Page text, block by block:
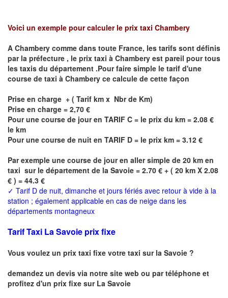
Voici un exemple pour calculer le prix taxi Chambery
A Chambery comme dans toute France, les tarifs sont définis
par la préfecture , le prix taxi à Chambery est pareil pour tous
les taxis du département .Pour faire simple le tarif d'une
course de taxi à Chambery ce calcule de cette façon
Prise en charge + ( Tarif km x Nbr de Km)
Prise en charge = 2,70 €
Pour une course de jour en TARIF C = le prix du km = 2.08 €
le km
Pour une course de nuit en TARIF D = le prix km = 3.12 €
Par exemple une course de jour en aller simple de 20 km en
taxi sur le département de la Savoie = 2.70 € + ( 20 km X 2.08
€ ) = 44.3 €
✓ Tarif D de nuit, dimanche et jours fériés avec retour à vide à la
station ; également applicable en cas de neige dans les
départements montagneux
Tarif Taxi La Savoie prix fixe
Vous voulez un prix taxi fixe votre taxi sur la Savoie ?
demandez un devis via notre site web ou par téléphone et
profitez d'un prix fixe sur La Savoie